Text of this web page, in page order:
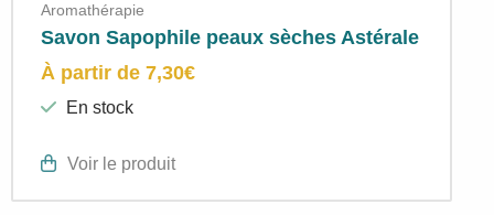
Aromathérapie
Savon Sapophile peaux sèches Astérale
À partir de 7,30€
En stock
Voir le produit